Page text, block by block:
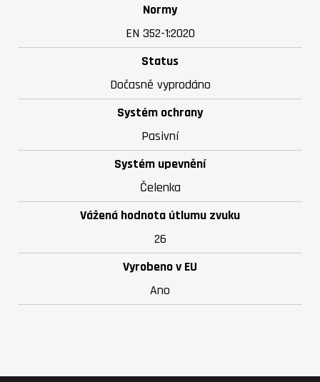
Normy
EN 352-1:2020
Status
Dočasně vyprodáno
Systém ochrany
Pasivní
Systém upevnění
Čelenka
Vážená hodnota útlumu zvuku
26
Vyrobeno v EU
Ano